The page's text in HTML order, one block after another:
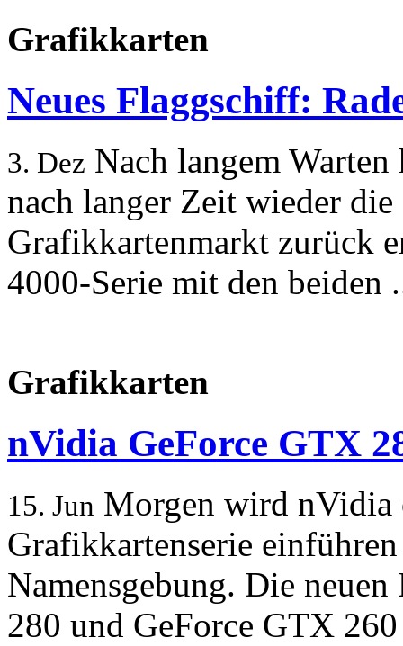
Grafikkarten
Neues Flaggschiff:
3. Dez Nach langem
nach langer Zeit wieder
Grafikkartenmarkt zurück
4000-Serie mit den beiden
Grafikkarten
nVidia GeForce GTX
15. Jun Morgen wird nVidia
Grafikkartenserie
Namensgebung. Die
280 und GeForce GTX